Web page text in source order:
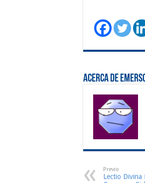
Acerca de
Previo
Lectio Divina